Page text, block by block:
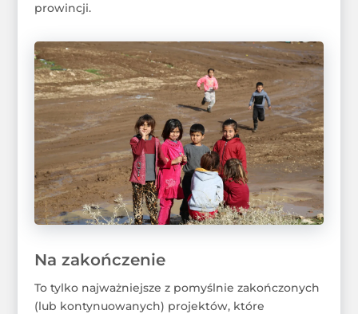
prowincji.
Na zakończenie
To tylko najważniejsze z pomyślnie zakończonych
(lub kontynuowanych) projektów, które